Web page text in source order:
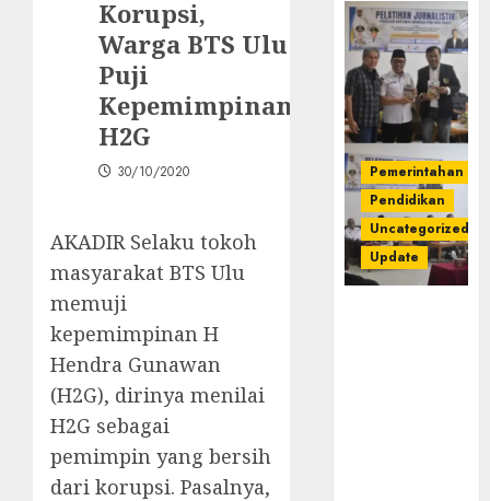
Korupsi,
Warga BTS Ulu
Puji
Kepemimpinan
H2G
30/10/2020
AKADIR Selaku tokoh
masyarakat BTS Ulu
memuji
kepemimpinan H
Hendra Gunawan
(H2G), dirinya menilai
H2G sebagai
pemimpin yang bersih
dari korupsi. Pasalnya,
Pemerintahan
Pendidikan
Uncategorized
Update